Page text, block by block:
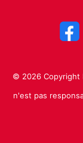
© 2026 Copyright
n'est pas